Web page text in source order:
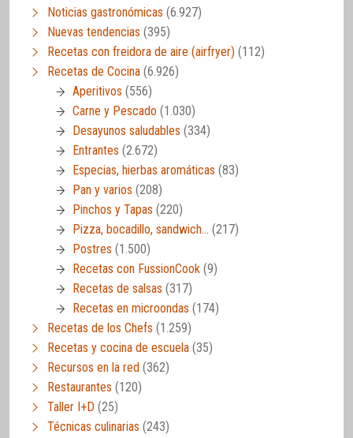
Noticias gastronómicas (6.927)
Nuevas tendencias (395)
Recetas con freidora de aire (airfryer) (112)
Recetas de Cocina (6.926)
Aperitivos (556)
Carne y Pescado (1.030)
Desayunos saludables (334)
Entrantes (2.672)
Especias, hierbas aromáticas (83)
Pan y varios (208)
Pinchos y Tapas (220)
Pizza, bocadillo, sandwich… (217)
Postres (1.500)
Recetas con FussionCook (9)
Recetas de salsas (317)
Recetas en microondas (174)
Recetas de los Chefs (1.259)
Recetas y cocina de escuela (35)
Recursos en la red (362)
Restaurantes (120)
Taller I+D (25)
Técnicas culinarias (243)